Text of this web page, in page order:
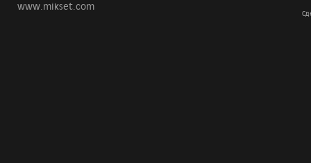
www.mikset.com